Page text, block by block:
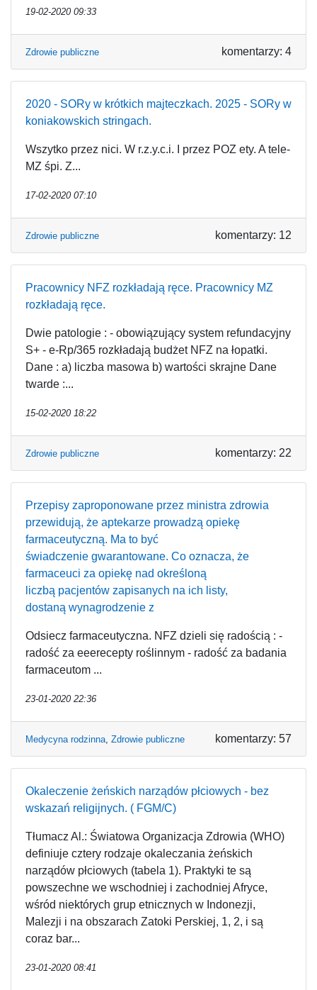
19-02-2020 09:33
Zdrowie publiczne komentarzy: 4
2020 - SORy w krótkich majteczkach. 2025 - SORy w
koniakowskich stringach.
Wszytko przez nici. W r.z.y.c.i. I przez POZ ety. A tele-
MZ śpi. Z...
17-02-2020 07:10
Zdrowie publiczne komentarzy: 12
Pracownicy NFZ rozkładają ręce. Pracownicy MZ
rozkładają ręce.
Dwie patologie : - obowiązujący system refundacyjny
S+ - e-Rp/365 rozkładają budżet NFZ na łopatki.
Dane : a) liczba masowa b) wartości skrajne Dane
twarde :...
15-02-2020 18:22
Zdrowie publiczne komentarzy: 22
Przepisy zaproponowane przez ministra zdrowia
przewidują, że aptekarze prowadzą opiekę
farmaceutyczną. Ma to być
świadczenie gwarantowane. Co oznacza, że
farmaceuci za opiekę nad określoną
liczbą pacjentów zapisanych na ich listy,
dostaną wynagrodzenie z
Odsiecz farmaceutyczna. NFZ dzieli się radością : -
radość za eeerecepty roślinnym - radość za badania
farmaceutom ...
23-01-2020 22:36
Medycyna rodzinna, Zdrowie publiczne komentarzy: 57
Okaleczenie żeńskich narządów płciowych - bez
wskazań religijnych. ( FGM/C)
Tłumacz Al.: Światowa Organizacja Zdrowia (WHO)
definiuje cztery rodzaje okaleczania żeńskich
narządów płciowych (tabela 1). Praktyki te są
powszechne we wschodniej i zachodniej Afryce,
wśród niektórych grup etnicznych w Indonezji,
Malezji i na obszarach Zatoki Perskiej, 1, 2, i są
coraz bar...
23-01-2020 08:41